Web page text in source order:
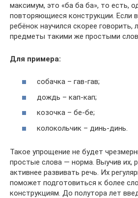
максимум, это «ба ба ба», то есть,
повторяющиеся конструкции. Если
ребёнок научился скорее говорить,
предметы такими же простыми
Для примера:
собачка – гав-гав;
дождь – кап-кап;
козочка – бе-бе;
колокольчик – динь-динь.
Такое упрощение не будет
простые слова — норма. Выучив их,
активнее развивать речь. Их
поможет подготовиться к более
конструкциям. До полутора лет